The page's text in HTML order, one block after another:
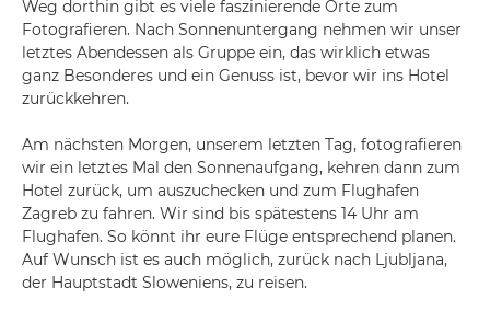
Weg dorthin gibt es viele faszinierende Orte zum
Fotografieren. Nach Sonnenuntergang nehmen wir unser
letztes Abendessen als Gruppe ein, das wirklich etwas
ganz Besonderes und ein Genuss ist, bevor wir ins Hotel
zurückkehren.
Am nächsten Morgen, unserem letzten Tag, fotografieren
wir ein letztes Mal den Sonnenaufgang, kehren dann zum
Hotel zurück, um auszuchecken und zum Flughafen
Zagreb zu fahren. Wir sind bis spätestens 14 Uhr am
Flughafen. So könnt ihr eure Flüge entsprechend planen.
Auf Wunsch ist es auch möglich, zurück nach Ljubljana,
der Hauptstadt Sloweniens, zu reisen.